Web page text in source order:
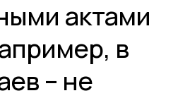
актами
в
– не